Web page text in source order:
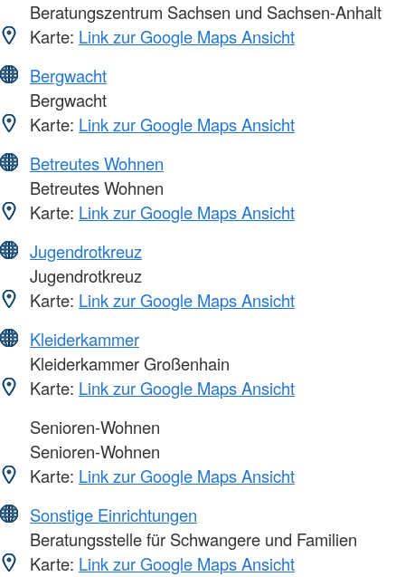
Beratungszentrum Sachsen und Sachsen-Anhalt
Karte: Link zur Google Maps Ansicht
Bergwacht
Bergwacht
Karte: Link zur Google Maps Ansicht
Betreutes Wohnen
Betreutes Wohnen
Karte: Link zur Google Maps Ansicht
Jugendrotkreuz
Jugendrotkreuz
Karte: Link zur Google Maps Ansicht
Kleiderkammer
Kleiderkammer Großenhain
Karte: Link zur Google Maps Ansicht
Senioren-Wohnen
Senioren-Wohnen
Karte: Link zur Google Maps Ansicht
Sonstige Einrichtungen
Beratungsstelle für Schwangere und Familien
Karte: Link zur Google Maps Ansicht